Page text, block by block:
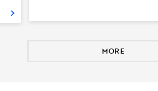
MORE